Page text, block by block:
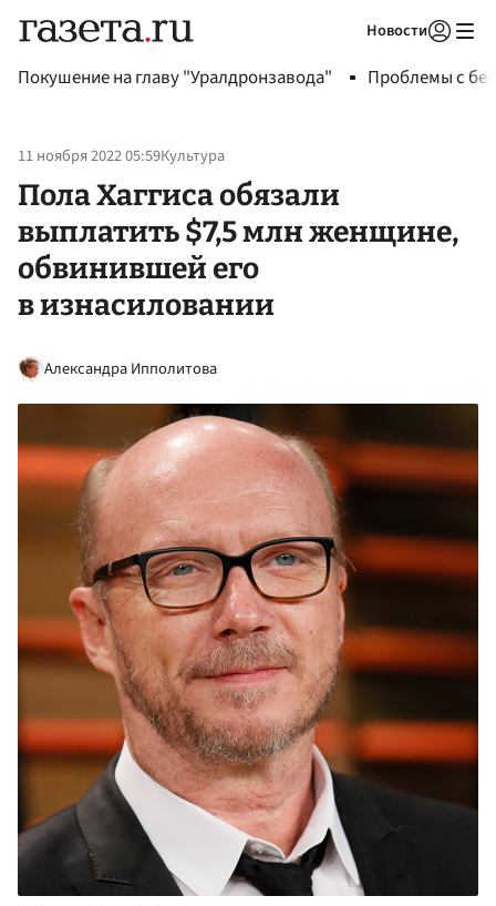
Новости
Покушение на главу "Уралдронзавода" Проблемы с
11 ноября 2022 05:59Культура
Пола Хаггиса обязали
выплатить $7,5 млн женщине,
обвинившей его
в изнасиловании
Александра Ипполитова